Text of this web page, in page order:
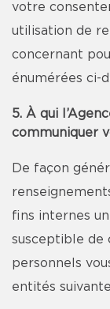
votre
utilisation de
concernant
énumérées ci-
5. À qui
communiquer
De façon
fins internes
susceptible de
personnels
entités